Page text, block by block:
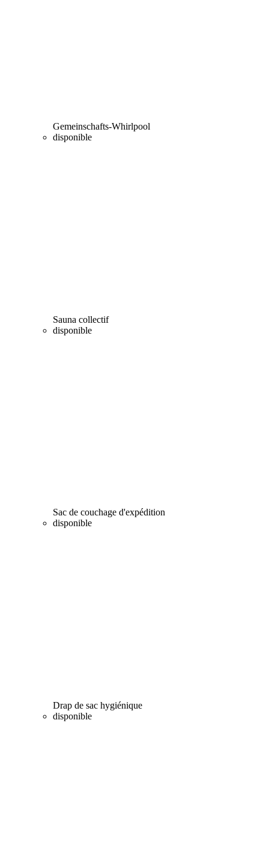
Gemeinschafts-Whirlpool
disponible
Sauna collectif
disponible
Sac de couchage d'expédition
disponible
Drap de sac hygiénique
disponible